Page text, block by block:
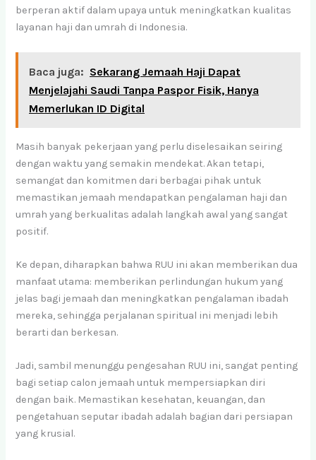
berperan aktif dalam upaya untuk meningkatkan kualitas
layanan haji dan umrah di Indonesia.
Baca juga: Sekarang Jemaah Haji Dapat
Menjelajahi Saudi Tanpa Paspor Fisik, Hanya
Memerlukan ID Digital
Masih banyak pekerjaan yang perlu diselesaikan seiring
dengan waktu yang semakin mendekat. Akan tetapi,
semangat dan komitmen dari berbagai pihak untuk
memastikan jemaah mendapatkan pengalaman haji dan
umrah yang berkualitas adalah langkah awal yang sangat
positif.
Ke depan, diharapkan bahwa RUU ini akan memberikan dua
manfaat utama: memberikan perlindungan hukum yang
jelas bagi jemaah dan meningkatkan pengalaman ibadah
mereka, sehingga perjalanan spiritual ini menjadi lebih
berarti dan berkesan.
Jadi, sambil menunggu pengesahan RUU ini, sangat penting
bagi setiap calon jemaah untuk mempersiapkan diri
dengan baik. Memastikan kesehatan, keuangan, dan
pengetahuan seputar ibadah adalah bagian dari persiapan
yang krusial.